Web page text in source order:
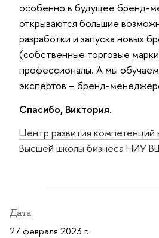
особенно в будущее бренд-
открываются большие
разработки и запуска новых
(собственные торговые
профессионалы. А мы
экспертов – бренд-
Спасибо, Виктория.
Центр развития компетенций
Высшей школы бизнеса НИУ
Дата
27 февраля 2023 г.